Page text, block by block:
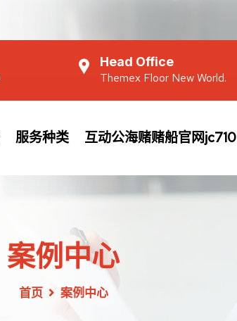
Head Office
Themex Floor New World.
服务种类 互动公海赌赌船官网jc710
案例中心
首页 案例中心